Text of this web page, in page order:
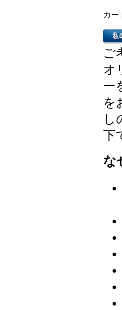
カー
ご
オ
ー
を
し
下
な